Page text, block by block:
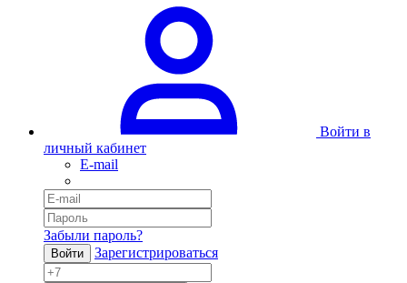
Войти в
личный кабинет
E-mail
Забыли пароль?
Войти Зарегистрироваться